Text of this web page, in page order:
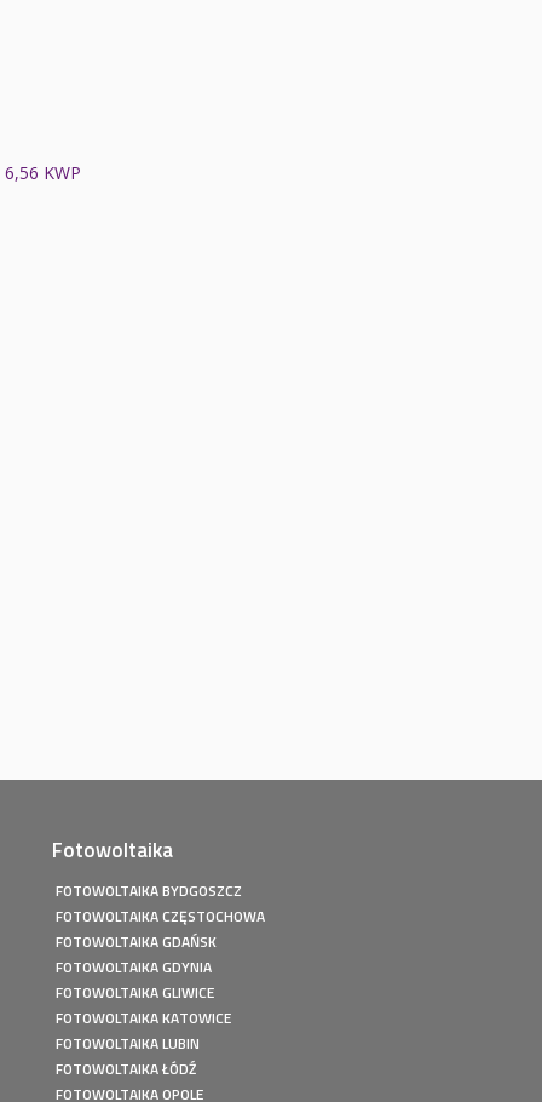
6,56 KWP
Fotowoltaika
FOTOWOLTAIKA BYDGOSZCZ
FOTOWOLTAIKA CZĘSTOCHOWA
FOTOWOLTAIKA GDAŃSK
FOTOWOLTAIKA GDYNIA
FOTOWOLTAIKA GLIWICE
FOTOWOLTAIKA KATOWICE
FOTOWOLTAIKA LUBIN
FOTOWOLTAIKA ŁÓDŹ
FOTOWOLTAIKA OPOLE